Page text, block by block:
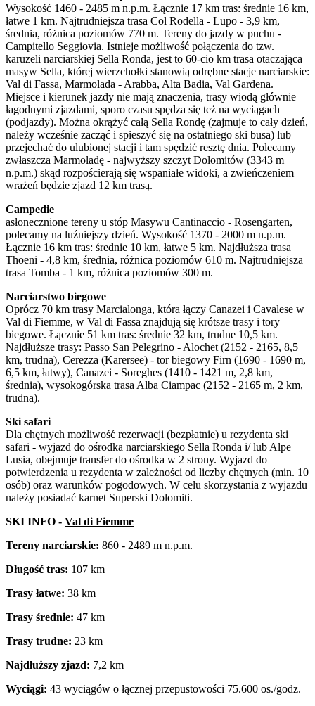
Wysokość 1460 - 2485 m n.p.m. Łącznie 17 km tras: średnie 16 km,
łatwe 1 km. Najtrudniejsza trasa Col Rodella - Lupo - 3,9 km,
średnia, różnica poziomów 770 m. Tereny do jazdy w puchu -
Campitello Seggiovia. Istnieje możliwość połączenia do tzw.
karuzeli narciarskiej Sella Ronda, jest to 60-cio km trasa otaczająca
masyw Sella, której wierzchołki stanowią odrębne stacje narciarskie:
Val di Fassa, Marmolada - Arabba, Alta Badia, Val Gardena.
Miejsce i kierunek jazdy nie mają znaczenia, trasy wiodą głównie
łagodnymi zjazdami, sporo czasu spędza się też na wyciągach
(podjazdy). Można okrążyć całą Sella Rondę (zajmuje to cały dzień,
należy wcześnie zacząć i spieszyć się na ostatniego ski busa) lub
przejechać do ulubionej stacji i tam spędzić resztę dnia. Polecamy
zwłaszcza Marmoladę - najwyższy szczyt Dolomitów (3343 m
n.p.m.) skąd rozpościerają się wspaniałe widoki, a zwieńczeniem
wrażeń będzie zjazd 12 km trasą.
Campedie
asłonecznione tereny u stóp Masywu Cantinaccio - Rosengarten,
polecamy na luźniejszy dzień. Wysokość 1370 - 2000 m n.p.m.
Łącznie 16 km tras: średnie 10 km, łatwe 5 km. Najdłuższa trasa
Thoeni - 4,8 km, średnia, różnica poziomów 610 m. Najtrudniejsza
trasa Tomba - 1 km, różnica poziomów 300 m.
Narciarstwo biegowe
Oprócz 70 km trasy Marcialonga, która łączy Canazei i Cavalese w
Val di Fiemme, w Val di Fassa znajdują się krótsze trasy i tory
biegowe. Łącznie 51 km tras: średnie 32 km, trudne 10,5 km.
Najdłuższe trasy: Passo San Pelegrino - Alochet (2152 - 2165, 8,5
km, trudna), Cerezza (Karersee) - tor biegowy Firn (1690 - 1690 m,
6,5 km, łatwy), Canazei - Soreghes (1410 - 1421 m, 2,8 km,
średnia), wysokogórska trasa Alba Ciampac (2152 - 2165 m, 2 km,
trudna).
Ski safari
Dla chętnych możliwość rezerwacji (bezpłatnie) u rezydenta ski
safari - wyjazd do ośrodka narciarskiego Sella Ronda i/ lub Alpe
Lusia, obejmuje transfer do ośrodka w 2 strony. Wyjazd do
potwierdzenia u rezydenta w zależności od liczby chętnych (min. 10
osób) oraz warunków pogodowych. W celu skorzystania z wyjazdu
należy posiadać karnet Superski Dolomiti.
SKI INFO - Val di Fiemme
Tereny narciarskie: 860 - 2489 m n.p.m.
Długość tras: 107 km
Trasy łatwe: 38 km
Trasy średnie: 47 km
Trasy trudne: 23 km
Najdłuższy zjazd: 7,2 km
Wyciągi: 43 wyciągów o łącznej przepustowości 75.600 os./godz.